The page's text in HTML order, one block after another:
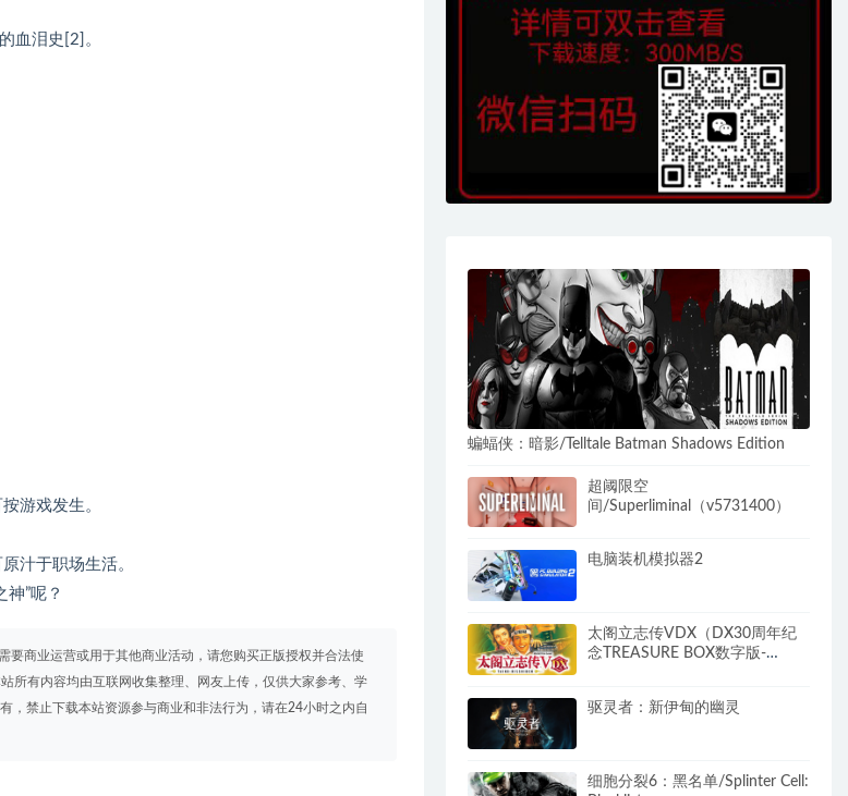
血泪史[2]。
游戏发生。
汁于职场生活。
”呢？
要商业运营或用于其他商业活动，请您购买正版授权并合法使
所有内容均由互联网收集整理、网友上传，仅供大家参考、学
，禁止下载本站资源参与商业和非法行为，请在24小时之内自
蝙蝠侠：暗影/Telltale Batman Shadows Edition
超阈限空
间/Superliminal（v5731400）
电脑装机模拟器2
太阁立志传VDX（DX30周年纪
念TREASURE BOX数字版-
驱灵者：新伊甸的幽灵
细胞分裂6：黑名单/Splinter Cell: